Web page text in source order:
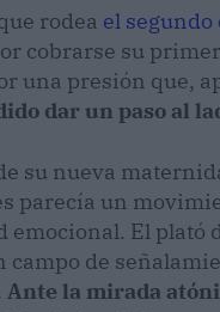
rodea el segundo
cobrarse su
una presión que,
dar un paso al
su nueva
parecía un
El plató
campo de
Ante la mirada